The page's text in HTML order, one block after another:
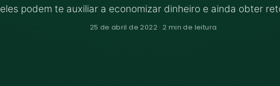
eles podem te auxiliar a economizar dinheiro e ainda obter
25 de abril de 2022 · 2 min de leitura